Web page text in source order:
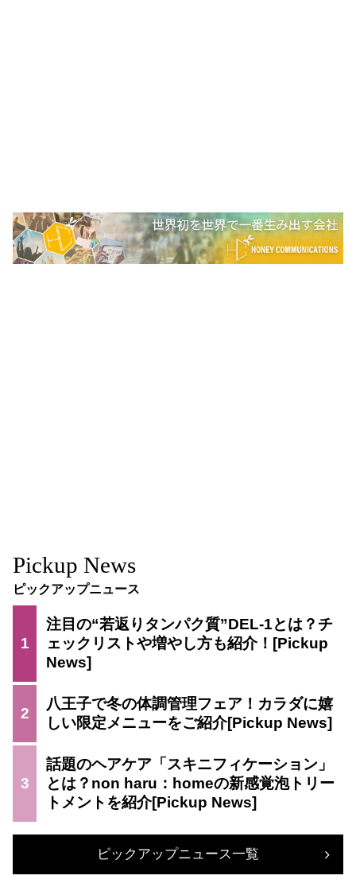
Pickup News
ピックアップニュース
1
注目の“若返りタンパク質”DEL-1とは？チ
ェックリストや増やし方も紹介！
2
八王子で冬の体調管理フェア！カラダに嬉
しい限定メニューをご紹介
3
話題のヘアケア「スキニフィケーション」
とは？non haru：homeの新感覚泡トリー
トメントを紹介
ピックアップニュース一覧